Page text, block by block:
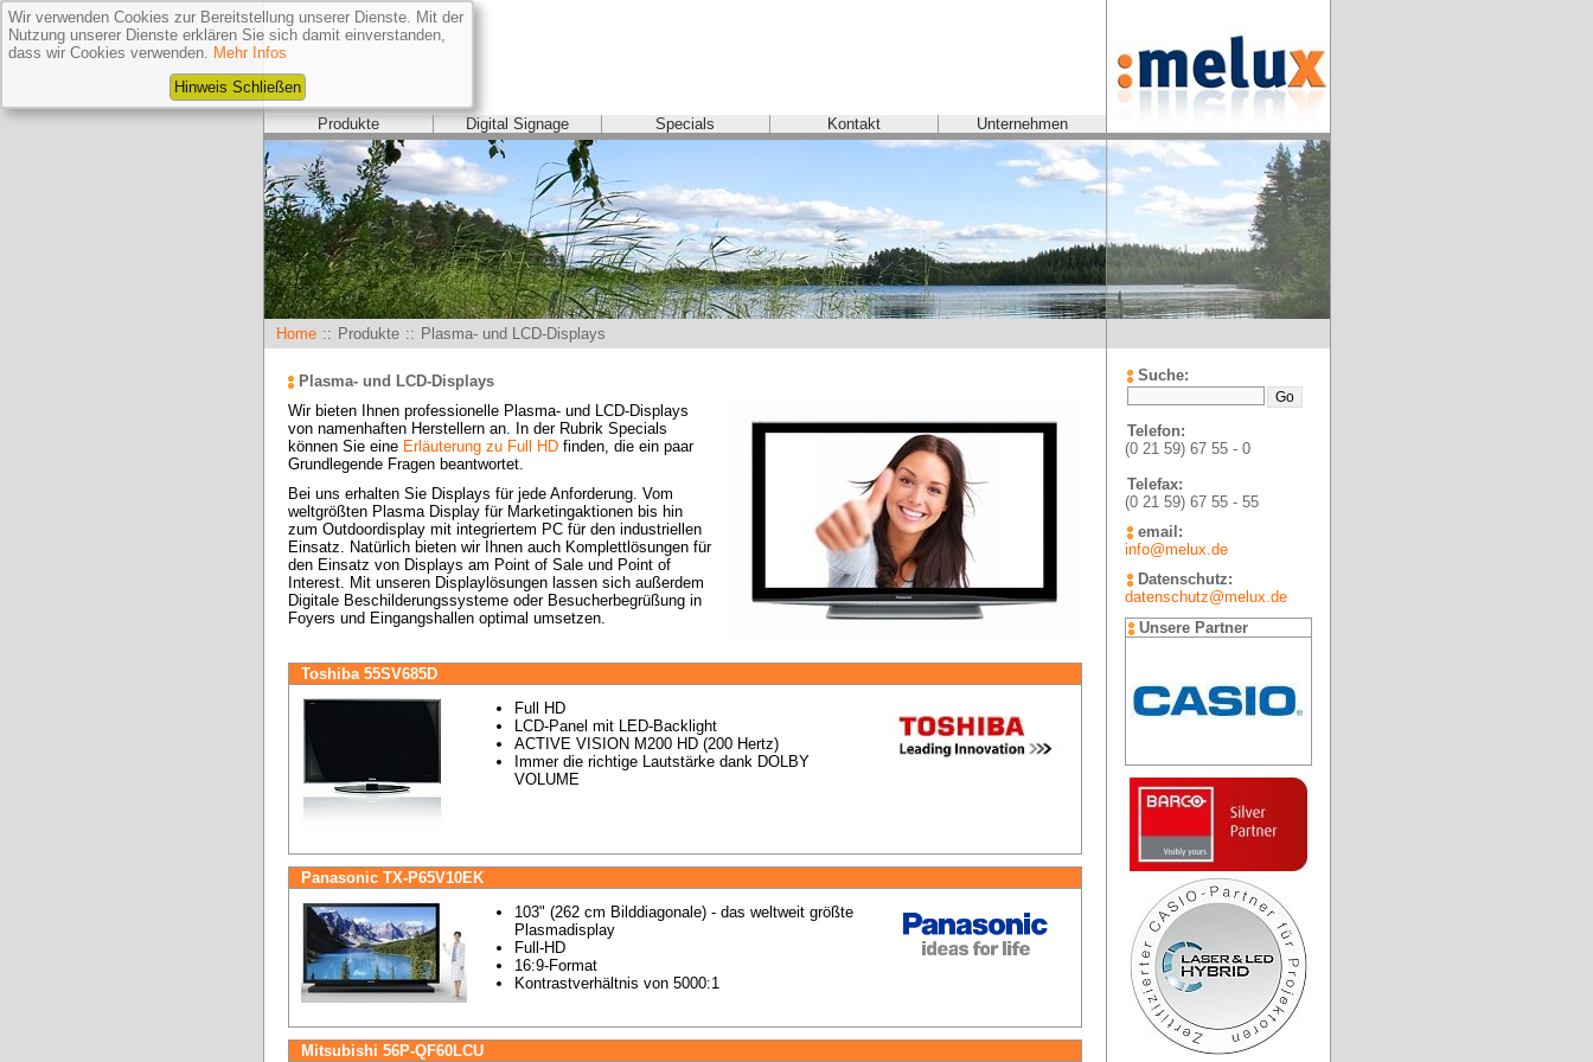
Produkte Digital Signage Specials Kontakt Unternehmen
Home :: Produkte :: Plasma- und LCD-Displays
Plasma- und LCD-Displays
Wir bieten Ihnen professionelle Plasma- und LCD-Displays
von namenhaften Herstellern an. In der Rubrik Specials
können Sie eine Erläuterung zu Full HD finden, die ein paar
Grundlegende Fragen beantwortet.
Bei uns erhalten Sie Displays für jede Anforderung. Vom
weltgrößten Plasma Display für Marketingaktionen bis hin
zum Outdoordisplay mit integriertem PC für den industriellen
Einsatz. Natürlich bieten wir Ihnen auch Komplettlösungen für
den Einsatz von Displays am Point of Sale und Point of
Interest. Mit unseren Displaylösungen lassen sich außerdem
Digitale Beschilderungssysteme oder Besucherbegrüßung in
Foyers und Eingangshallen optimal umsetzen.
Toshiba 55SV685D
Full HD
LCD-Panel mit LED-Backlight
ACTIVE VISION M200 HD (200 Hertz)
Immer die richtige Lautstärke dank DOLBY
VOLUME
Panasonic TX-P65V10EK
103" (262 cm Bilddiagonale) - das weltweit größte
Plasmadisplay
Full-HD
16:9-Format
Kontrastverhältnis von 5000:1
Mitsubishi 56P-QF60LCU
Suche:
Telefon:
(0 21 59) 67 55 - 0
Telefax:
(0 21 59) 67 55 - 55
email:
info@melux.de
Datenschutz:
datenschutz@melux.de
Unsere Partner
Wir verwenden Cookies zur Bereitstellung unserer Dienste. Mit der
Nutzung unserer Dienste erklären Sie sich damit einverstanden,
dass wir Cookies verwenden. Mehr Infos
Hinweis Schließen